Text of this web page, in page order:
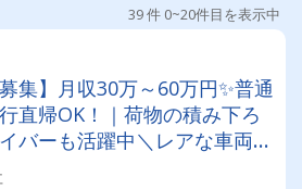
39 件 0~20件目を表示中
集】月収30万～60万円✨普通
直帰OK！｜荷物の積み下ろ
バーも活躍中＼レアな車両に
彡／